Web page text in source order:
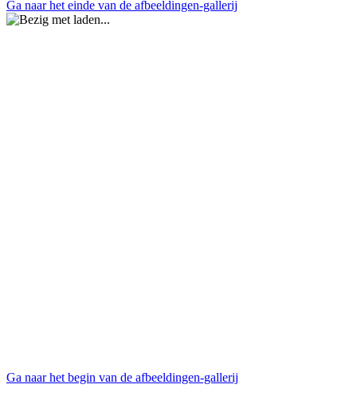
Ga naar het einde van de afbeeldingen-gallerij
Ga naar het begin van de afbeeldingen-gallerij